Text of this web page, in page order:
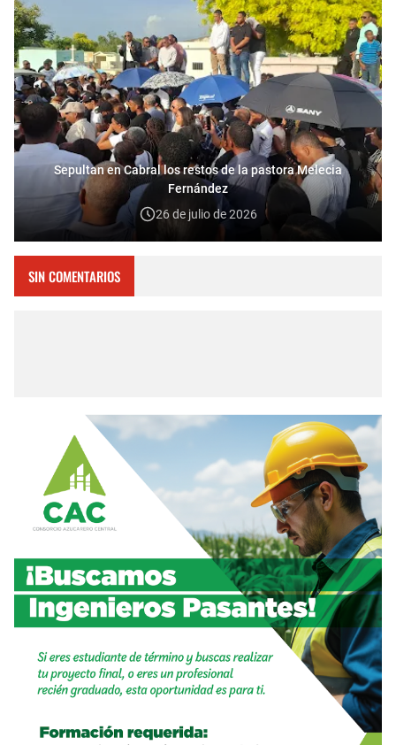
Sepultan en Cabral los restos de la pastora Melecia
Fernández
26 de julio de 2026
SIN COMENTARIOS